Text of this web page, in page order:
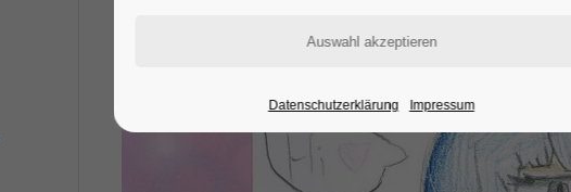
Datenschutzerklärung Impressum